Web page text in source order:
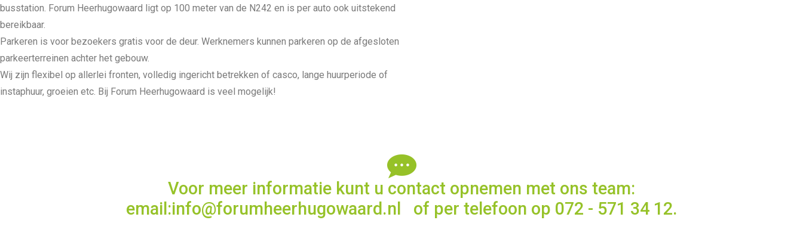
busstation. Forum Heerhugowaard ligt op 100 meter van de N242 en is per auto ook uitstekend
bereikbaar.
Parkeren is voor bezoekers gratis voor de deur. Werknemers kunnen parkeren op de afgesloten
parkeerterreinen achter het gebouw.
Wij zijn flexibel op allerlei fronten, volledig ingericht betrekken of casco, lange huurperiode of
instaphuur, groeien etc. Bij Forum Heerhugowaard is veel mogelijk!
Voor meer informatie kunt u contact opnemen met ons team:
email:info@forumheerhugowaard.nl of per telefoon op 072 - 571 34 12.